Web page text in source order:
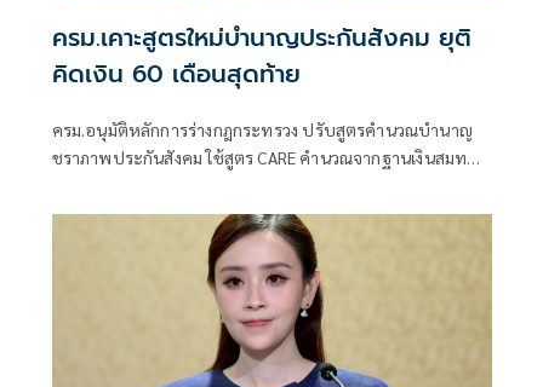
ครม.เคาะสูตรใหม่บำนาญประกันสังคม ยุติ
คิดเงิน 60 เดือนสุดท้าย
ครม.อนุมัติหลักการร่างกฎกระทรวง ปรับสูตรคำนวณบำนาญ
ชราภาพประกันสังคม ใช้สูตร CARE คำนวณจากฐานเงินสมทบ
สุดท้าย ย้ำผู้รับบำนาญเดิมไม่ถูกลดสิทธิ และผู้ได้